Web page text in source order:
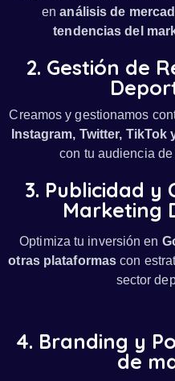
enanálisis de
tendencias del
2. Gestión de
Creamos y gestionamos
Instagram, Twitter, TikTok
con tu audiencia
3. Publicidad y
Marketing
Optimiza tu inversión en
otras plataformas con
sector
4. Branding y
de